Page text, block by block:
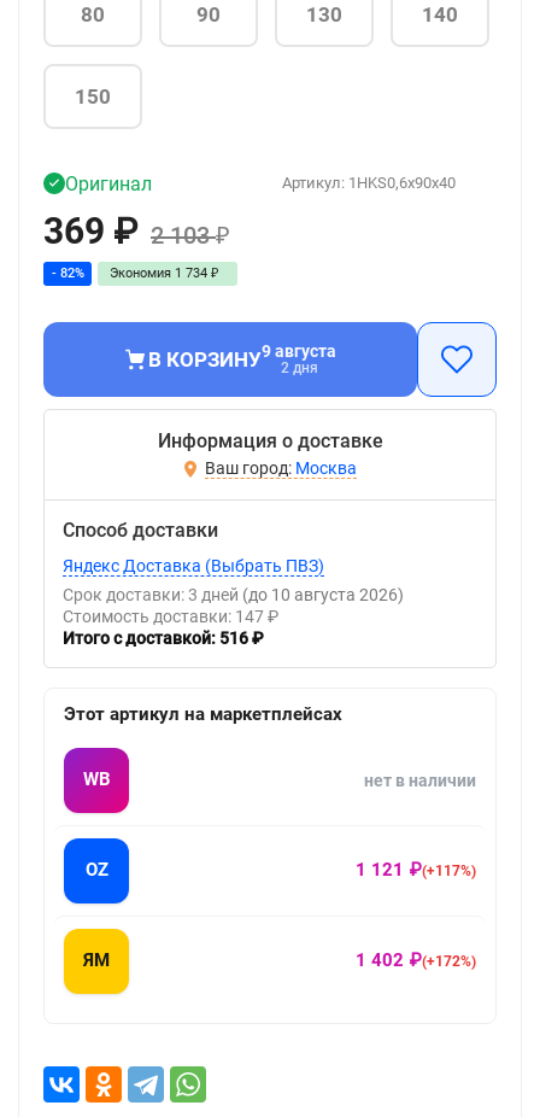
80 90 130 140
150
Артикул: 1HKS0,6x90x40
Оригинал
369 ₽ 2 103₽
- 82% Экономия 1 734 ₽
В КОРЗИНУ9 августа
2 дня
Информация о доставке
Москва
Способ доставки
Яндекс Доставка (Выбрать ПВЗ)
Срок доставки: 3 дней (до 10 августа 2026)
Стоимость доставки: 147 ₽
Итого с доставкой: 516 ₽
Этот артикул на маркетплейсах
WB нет в наличии
OZ 1 121 ₽(+117%)
ЯМ 1 402 ₽(+172%)